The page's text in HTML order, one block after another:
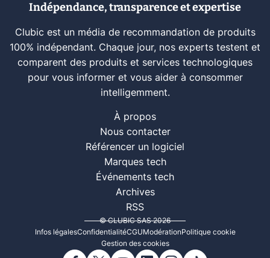
Indépendance, transparence et expertise
Clubic est un média de recommandation de produits
100% indépendant. Chaque jour, nos experts testent et
comparent des produits et services technologiques
pour vous informer et vous aider à consommer
intelligemment.
À propos
Nous contacter
Référencer un logiciel
Marques tech
Événements tech
Archives
RSS
© CLUBIC SAS 2026
Infos légalesConfidentialitéCGUModérationPolitique cookie
Gestion des cookies